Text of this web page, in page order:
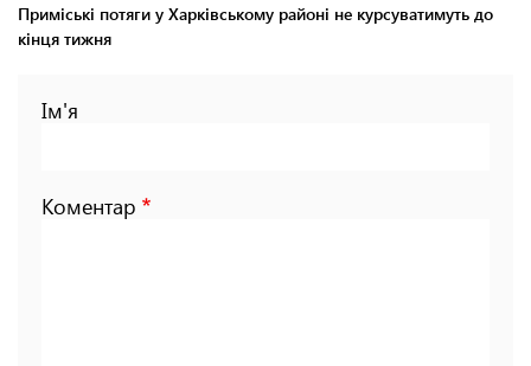
Приміські потяги у Харківському районі не курсуватимуть до
кінця тижня
Ім'я
Коментар